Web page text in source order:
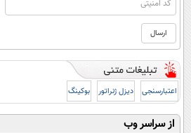
اعتبارسنجی دیزل ژنراتور بوکینگ
از سراسر وب